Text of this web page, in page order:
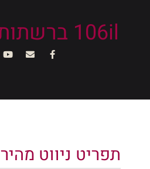
106il ברשתות חברתיות
תפריט ניווט מהיר